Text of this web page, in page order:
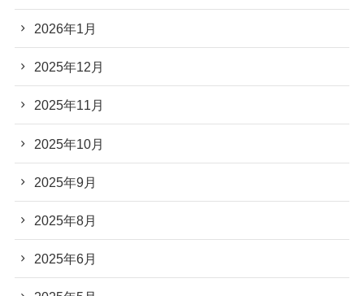
2026年1月
2025年12月
2025年11月
2025年10月
2025年9月
2025年8月
2025年6月